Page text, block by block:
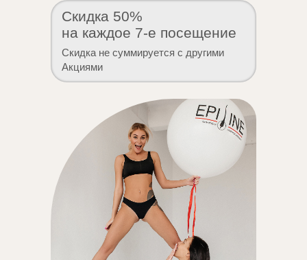
Скидка не суммируется с другими
Акциями
Скидка 50%
на каждое 7-е посещение